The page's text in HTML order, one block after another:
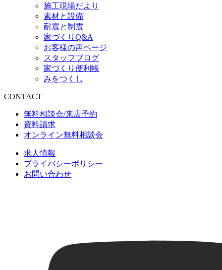
施工現場だより
素材と設備
耐震と制震
家づくりQ&A
お客様の声ページ
スタッフブログ
家づくり便利帳
みをつくし
CONTACT
無料相談会/来店予約
資料請求
オンライン無料相談会
求人情報
プライバシーポリシー
お問い合わせ